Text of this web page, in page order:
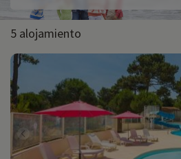
presupuesto. Reserve sus vacaciones
Atlántico a bajo precio y despegue con
5 alojamiento